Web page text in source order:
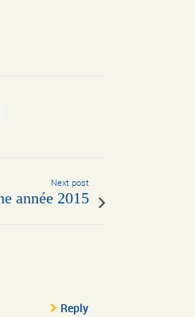
Next post
année 2015
Reply